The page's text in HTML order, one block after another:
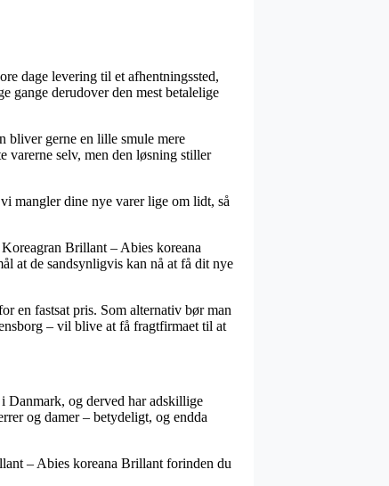
dage levering til et afhentningssted,
gange derudover den mest betalelige
bliver gerne en lille smule mere
varerne selv, men den løsning stiller
mangler dine nye varer lige om lidt, så
Brillant – Abies koreana
at de sandsynligvis kan nå at få dit nye
en fastsat pris. Som alternativ bør man
– vil blive at få fragtfirmaet til at
Danmark, og derved har adskillige
og damer – betydeligt, og endda
– Abies koreana Brillant forinden du